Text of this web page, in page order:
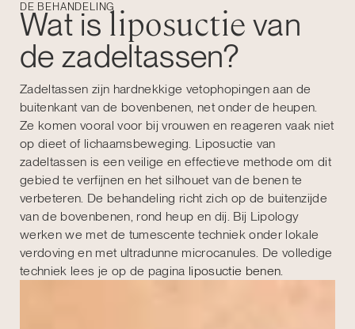
DE BEHANDELING
Wat is liposuctie van
de zadeltassen?
Zadeltassen zijn hardnekkige vetophopingen aan de
buitenkant van de bovenbenen, net onder de heupen.
Ze komen vooral voor bij vrouwen en reageren vaak niet
op dieet of lichaamsbeweging. Liposuctie van
zadeltassen is een veilige en effectieve methode om dit
gebied te verfijnen en het silhouet van de benen te
verbeteren. De behandeling richt zich op de buitenzijde
van de bovenbenen, rond heup en dij. Bij Lipology
werken we met de tumescente techniek onder lokale
verdoving en met ultradunne microcanules. De volledige
techniek lees je op de pagina liposuctie benen.